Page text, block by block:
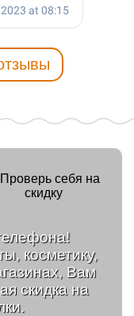
косметику,
Вам
скидка на